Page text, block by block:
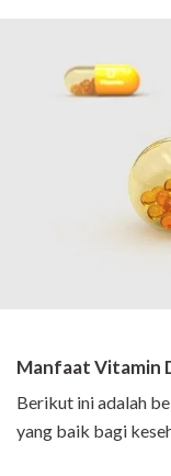
Manfaat Vitamin
Berikut ini adalah
yang baik bagi